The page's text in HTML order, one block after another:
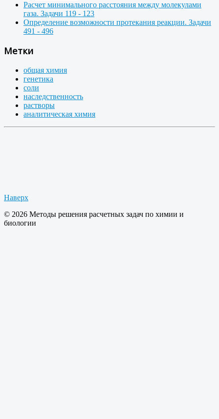
Расчет минимального расстояния между молекулами
газа. Задачи 119 - 123
Определение возможности протекания реакции. Задачи
491 - 496
Метки
общая химия
генетика
соли
наследственность
растворы
аналитическая химия
Наверх
© 2026 Методы решения расчетных задач по химии и
биологии